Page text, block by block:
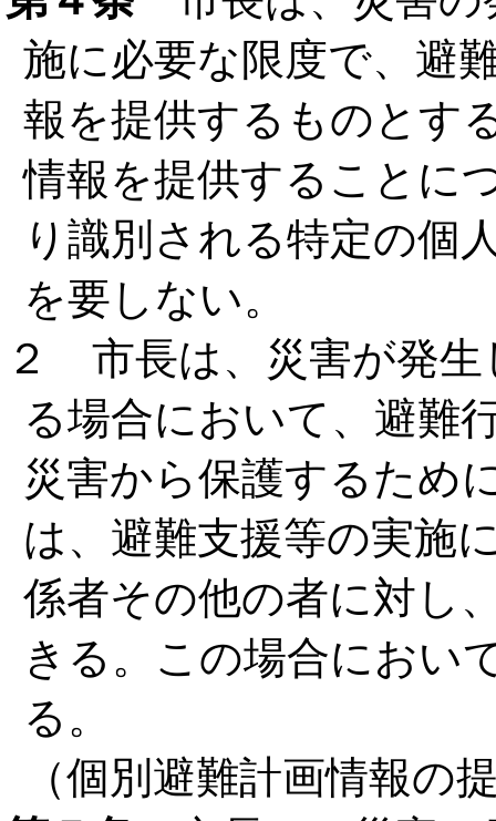
施に必要な限度で、避
報を提供するものとす
情報を提供することに
り識別される特定の個
を要しない。
２ 市長は、災害が発生
る場合において、避難
災害から保護するため
は、避難支援等の実施
係者その他の者に対し
きる。この場合におい
る。
（個別避難計画情報の